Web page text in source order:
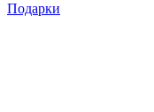
Подарки